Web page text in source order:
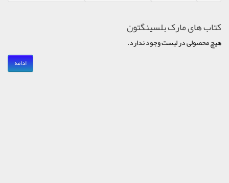
کتاب های مارک بلسینگتون
هیچ محصولی در لیست وجود ندارد.
ادامه